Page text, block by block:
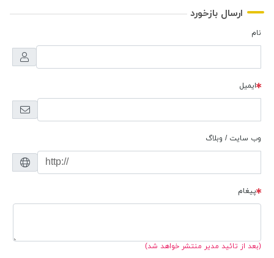
ارسال بازخورد
نام
ایمیل
وب سایت / وبلاگ
پیغام
(بعد از تائید مدیر منتشر خواهد شد)